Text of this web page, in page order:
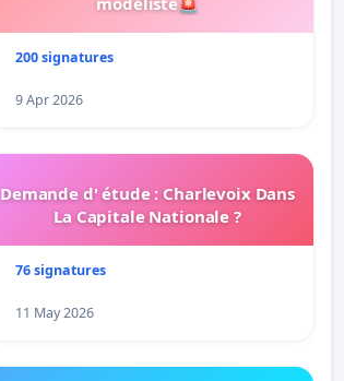
200 signatures
9 Apr 2026
Demande d' étude : Charlevoix Dans
La Capitale Nationale ?
76 signatures
11 May 2026